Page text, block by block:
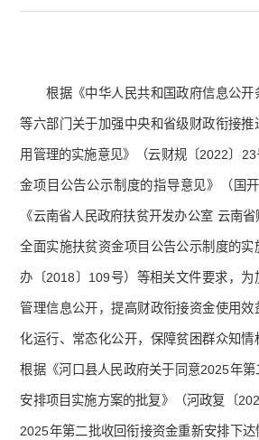
根据《中华人民共和国政府信息公
等六部门关于加强中央和省级财政衔接
用管理的实施意见》（云财规〔2022〕
金项目公告公示制度的指导意见》（国
《云南省人民政府扶贫开发办公室 云南
全面实施扶贫资金项目公告公示制度的
办〔2018〕109号）等相关文件要求，为
管理信息公开，提高财政衔接资金使用
化运行、常态化公开，保障贫困群众知情
根据《河口县人民政府关于同意2025年
安排项目实施方案的批复》（河政复〔
2025年第二批收回衔接资金重新安排下